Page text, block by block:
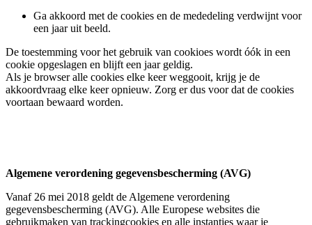
Ga akkoord met de cookies en de mededeling verdwijnt voor
een jaar uit beeld.
De toestemming voor het gebruik van cookioes wordt óók in een
cookie opgeslagen en blijft een jaar geldig.
Als je browser alle cookies elke keer weggooit, krijg je de
akkoordvraag elke keer opnieuw. Zorg er dus voor dat de cookies
voortaan bewaard worden.
Algemene verordening gegevensbescherming (AVG)
Vanaf 26 mei 2018 geldt de Algemene verordening
gegevensbescherming (AVG). Alle Europese websites die
gebruikmaken van trackingcookies en alle instanties waar je